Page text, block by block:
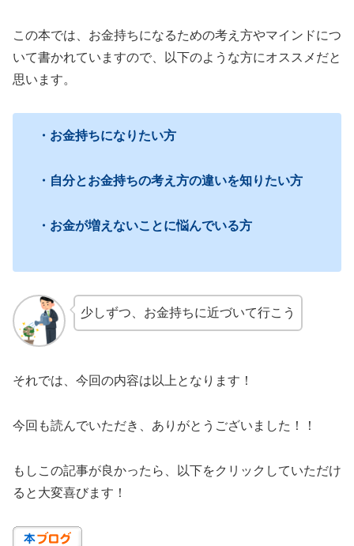
この本では、お金持ちになるための考え方やマインドにつ
いて書かれていますので、以下のような方にオススメだと
思います。
・お金持ちになりたい方
・自分とお金持ちの考え方の違いを知りたい方
・お金が増えないことに悩んでいる方
少しずつ、お金持ちに近づいて行こう
それでは、今回の内容は以上となります！
今回も読んでいただき、ありがとうございました！！
もしこの記事が良かったら、以下をクリックしていただけ
ると大変喜びます！